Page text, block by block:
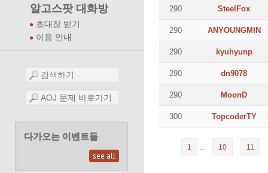
알고스팟 대화방
초대장 받기
이용 안내
다가오는 이벤트들
see all
290 SteelFox
290 ANYOUNGMIN
290 kyuhyunp
290 dn9078
290 MoonD
300 TopcoderTY
1 ... 10 11